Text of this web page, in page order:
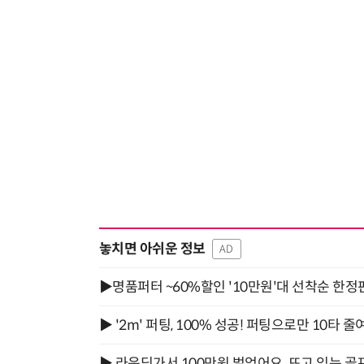
놓치면 아쉬운 정보 AD
▶명품퍼터 ~60%할인 '10만원'대 선착순 한정
▶ '2m' 퍼팅, 100% 성공! 퍼팅으로만 10타 줄